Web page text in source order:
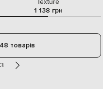
Texture
1 138 грн
товарів
3